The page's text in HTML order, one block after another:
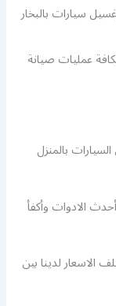
سيارات بالبخار
عمليات صيانة
بالمنزل
الادوات وأكفأ
الاسعار لدينا بين